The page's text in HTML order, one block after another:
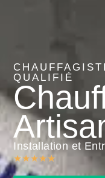
QUALIFIÉ
Installation et
★★★★★